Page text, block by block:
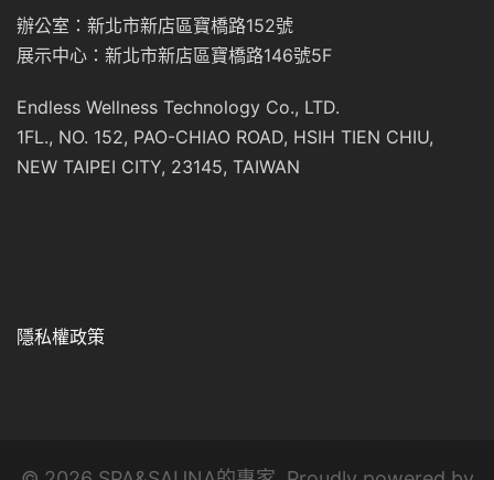
辦公室：新北市新店區寶橋路152號
展示中心：新北市新店區寶橋路146號5F
Endless Wellness Technology Co., LTD.
1FL., NO. 152, PAO-CHIAO ROAD, HSIH TIEN CHIU,
NEW TAIPEI CITY, 23145, TAIWAN
隱私權政策